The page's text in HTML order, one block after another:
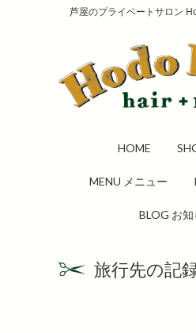
芦屋のプライベートサロン
HOME
MENU メニュー
BLOG お
旅行先の記